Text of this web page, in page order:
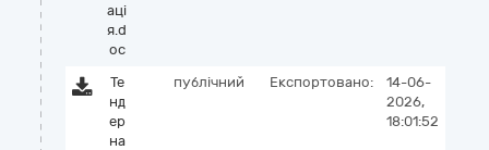
аці
я.d
oc
Те
нд
ер
на
публічний Експортовано:
14-06-
2026,
18:01:52